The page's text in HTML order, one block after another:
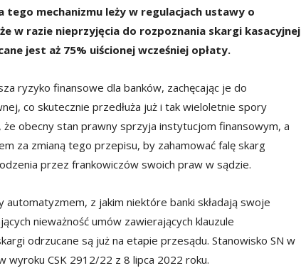
tego mechanizmu leży w regulacjach ustawy o
w razie nieprzyjęcia do rozpoznania skargi kasacyjnej
jest aż 75% uiścionej wcześniej opłaty.
ryzyko finansowe dla banków, zachęcając je do
co skutecznie przedłuża już i tak wieloletnie spory
że obecny stan prawny sprzyja instytucjom finansowym, a
za zmianą tego przepisu, by zahamować falę skarg
przez frankowiczów swoich praw w sądzie.
z jakim niektóre banki składają swoje
nieważność umów zawierających klauzule
odrzucane są już na etapie przesądu. Stanowisko SN w
CSK 2912/22 z 8 lipca 2022 roku.